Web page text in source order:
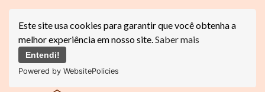
Este site usa cookies para garantir que você obtenha a
melhor experiência em nosso site.Saber mais
Entendi!
Powered by WebsitePolicies